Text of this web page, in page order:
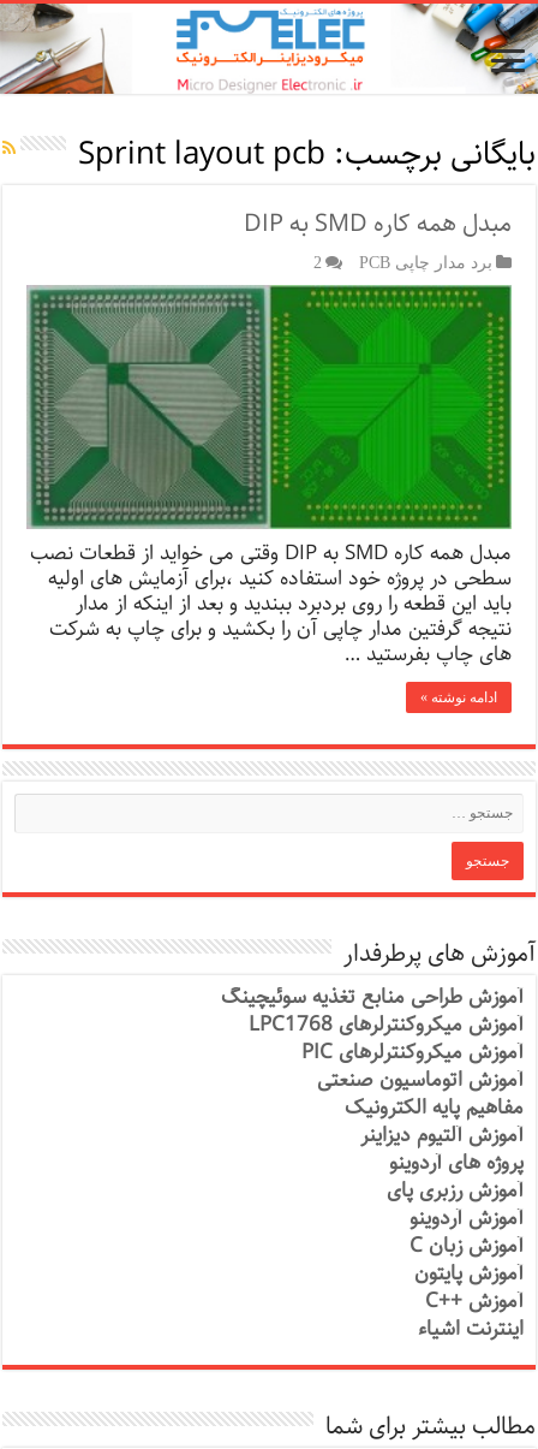
بایگانی برچسب: Sprint layout pcb
مبدل همه کاره SMD به DIP
برد مدار چاپی PCB 2
مبدل همه کاره SMD به DIP وقتی می خواید از قطعات نصب
سطحی در پروژه خود استفاده کنید ،برای آزمایش های اولیه
باید این قطعه را روی بردبرد ببندید و بعد از اینکه از مدار
نتیجه گرفتین مدار چاپی آن را بکشید و برای چاپ به شرکت
های چاپ بفرستید …
ادامه نوشته »
آموزش های پرطرفدار
آموزش طراحی منابع تغذیه سوئیچینگ
آموزش میکروکنترلرهای LPC1768
آموزش میکروکنترلرهای PIC
آموزش اتوماسیون صنعتی
مفاهیم پایه الکترونیک
آموزش آلتیوم دیزاینر
پروژه های آردوینو
آموزش رزبری پای
آموزش آردوینو
آموزش زبان C
آموزش پایتون
آموزش ++C
اینترنت اشیاء
مطالب بیشتر برای شما